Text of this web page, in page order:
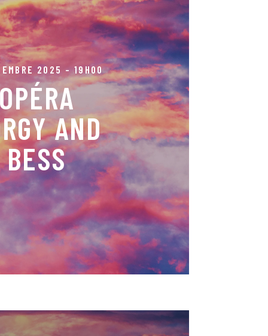
2025 - 19H00
AND
BESS
de la Guinguette
Les Voix des Outre-mer | Direction
di Falco | Adaptation théâtrale
| Conseil artistique Richard Martet |
Kazuko Iwashima | Interprétation
Outre-mer | Livia Louis-Joseph
| Alex Corvo - Porgy | Alban Legos –
/ Crown | Ludivine Turinay - Maria
ÉCOUTER !